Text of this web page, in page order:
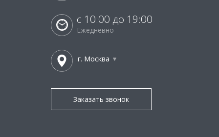
с 10:00 до 19:00
Ежедневно
г. Москва
Заказать звонок